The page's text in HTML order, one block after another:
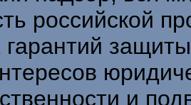
российской
и